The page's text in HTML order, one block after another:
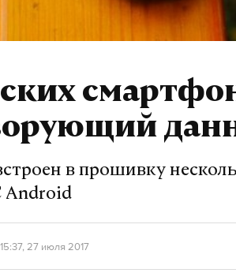
в прошивку
Android
15:37, 27 июля 2017